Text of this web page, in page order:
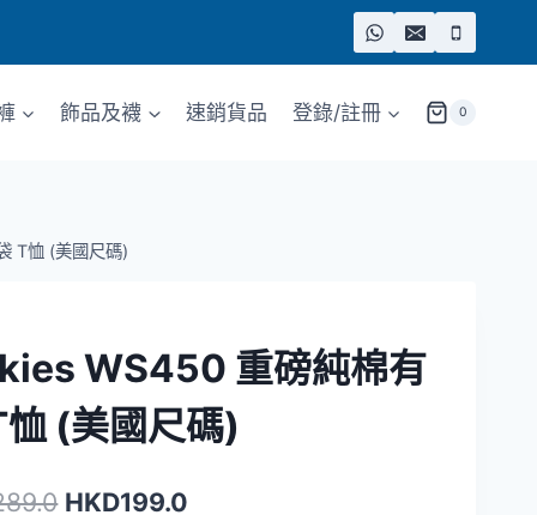
飾品及襪 速銷貨品 登錄/註冊 0
T恤 (美國尺碼)
WS450 重磅純棉有
(美國尺碼)
原
HKD199.0